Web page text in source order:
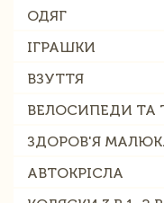
ОДЯГ
ІГРАШКИ
ВЗУТТЯ
ВЕЛОСИПЕДИ ТА
ЗДОРОВ'Я
АВТОКРІСЛА